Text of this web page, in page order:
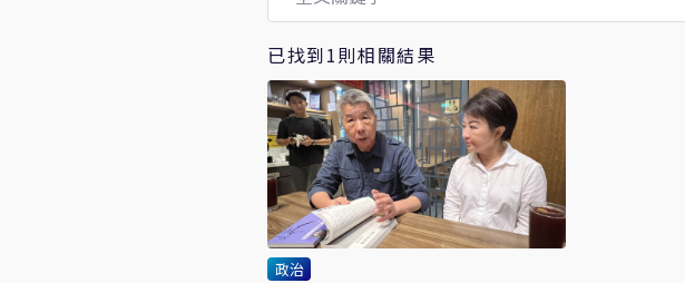
已找到1則相關結果
政治